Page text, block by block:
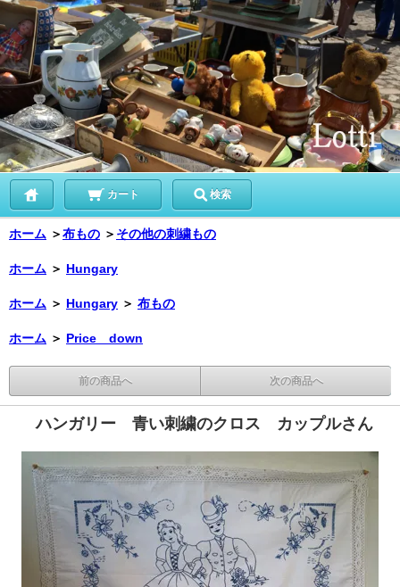
カート 検索
ホーム ＞布もの ＞ その他の刺繍もの
ホーム ＞ Hungary
ホーム ＞ Hungary ＞ 布もの
ホーム ＞ Price down
前の商品へ 次の商品へ
ハンガリー 青い刺繍のクロス カップルさん